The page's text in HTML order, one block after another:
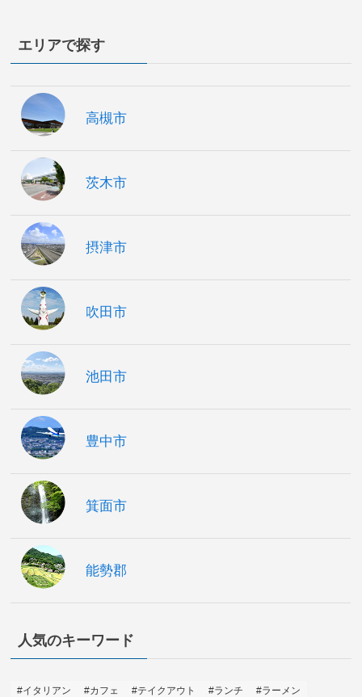
エリアで探す
高槻市
茨木市
摂津市
吹田市
池田市
豊中市
箕面市
能勢郡
人気のキーワード
#イタリアン #カフェ #テイクアウト #ランチ
#ラーメン